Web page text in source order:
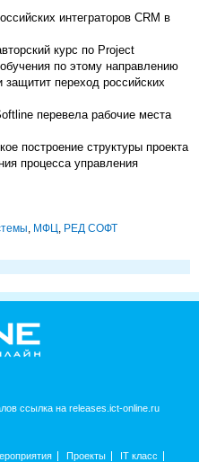
интеграторов CRM в
курс по Project
по этому направлению
защитит переход российских
перевела рабочие места
построение структуры проекта
процесса управления
, МФЦ, РЕД СОФТ
ссылка на releases.ict-online.ru
Проекты
IT класс